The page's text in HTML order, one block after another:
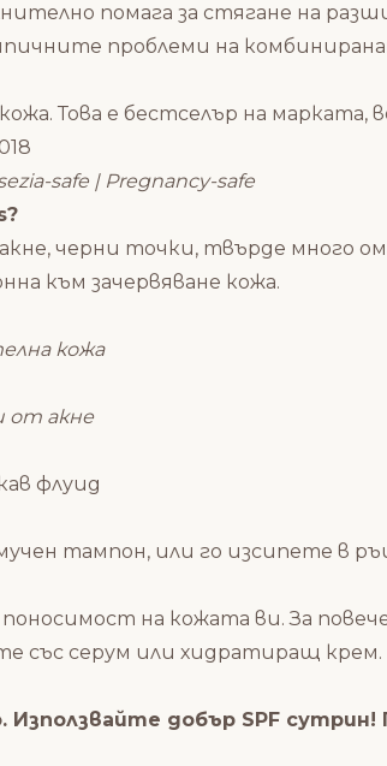
помага за стягане на
проблеми на
Това е бестселър на марката,
safe | Pregnancy-safe
черни точки, твърде много
към зачервяване кожа.
кожа
от акне
флуид
тампон, или го изсипете в
на кожата ви. За
със серум или хидратиращ крем.
добър SPF